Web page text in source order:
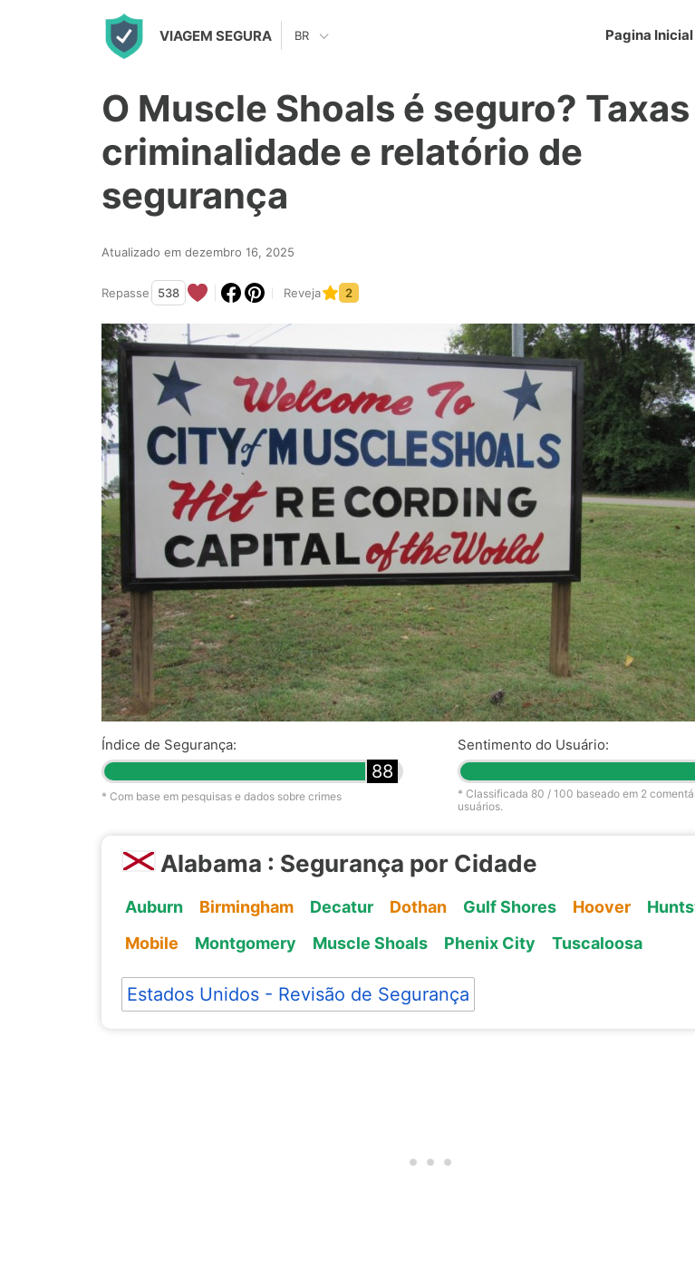
VIAGEM SEGURA Pagina Inicial
BR
O Muscle Shoals é seguro?
criminalidade e relatório de
segurança
Atualizado em dezembro 16, 2025
Repasse 538 Reveja 2
Índice de Segurança:
88
* Com base em pesquisas e dados sobre crimes
Sentimento do Usuário:
* Classificada 80 / 100 baseado em 2
usuários.
Alabama : Segurança por Cidade
Auburn Birmingham Decatur Dothan Gulf Shores Hoover
Mobile
Montgomery Muscle Shoals Phenix City Tuscaloosa
Estados Unidos - Revisão de Segurança